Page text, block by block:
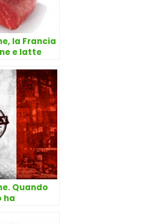
la Francia
e latte
Quando
ha